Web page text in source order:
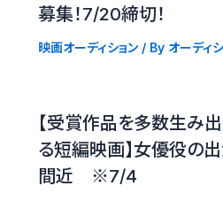
募集！7/20締切！
映画オーディション/ By オーディ
【受賞作品を多数生み
る短編映画】女優役の
間近 ※7/4